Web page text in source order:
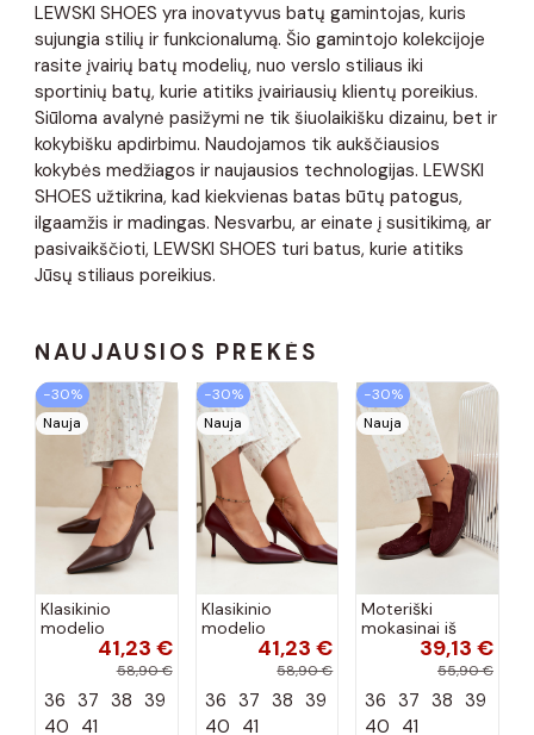
LEWSKI SHOES yra inovatyvus batų gamintojas, kuris
sujungia stilių ir funkcionalumą. Šio gamintojo kolekcijoje
rasite įvairių batų modelių, nuo verslo stiliaus iki
sportinių batų, kurie atitiks įvairiausių klientų poreikius.
Siūloma avalynė pasižymi ne tik šiuolaikišku dizainu, bet ir
kokybišku apdirbimu. Naudojamos tik aukščiausios
kokybės medžiagos ir naujausios technologijas. LEWSKI
SHOES užtikrina, kad kiekvienas batas būtų patogus,
ilgaamžis ir madingas. Nesvarbu, ar einate į susitikimą, ar
pasivaikščioti, LEWSKI SHOES turi batus, kurie atitiks
Jūsų stiliaus poreikius.
NAUJAUSIOS PREKĖS
−30%
Nauja
Klasikinio
modelio
aukštakulniai
šokolado
spalvos Nesha
41,23 €
58,90 €
36 37 38 39
40 41
−30%
Nauja
Klasikinio
modelio
aukštakulniai
bordo spalvos
Nesha
41,23 €
58,90 €
36 37 38 39
40 41
−30%
Nauja
Moteriški
mokasinai iš
dirbtinės
zomšos, bordo
39,13 €
55,90 €
36 37 38 39
40 41